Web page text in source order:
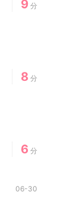
9 分
8 分
6 分
06-30